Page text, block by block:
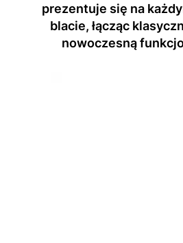
prezentuje się na
blacie, łącząc
nowoczesną